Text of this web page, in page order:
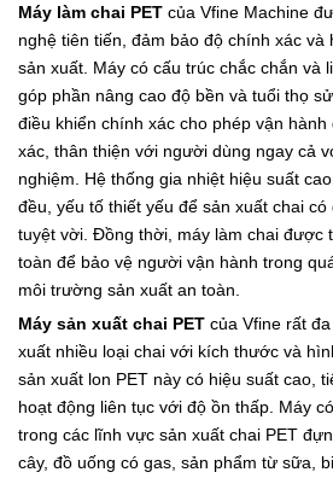
Máy làm chai PET của Vfine Machine
nghệ tiên tiến, đảm bảo độ chính xác và
sản xuất. Máy có cấu trúc chắc chắn và
góp phần nâng cao độ bền và tuổi thọ
điều khiển chính xác cho phép vận
xác, thân thiện với người dùng ngay cả
nghiệm. Hệ thống gia nhiệt hiệu suất
đều, yếu tố thiết yếu để sản xuất chai
tuyệt vời. Đồng thời, máy làm chai được
toàn để bảo vệ người vận hành trong
môi trường sản xuất an toàn.
Máy sản xuất chai PET của Vfine rất
xuất nhiều loại chai với kích thước và
sản xuất lon PET này có hiệu suất cao,
hoạt động liên tục với độ ồn thấp. Máy
trong các lĩnh vực sản xuất chai PET
cây, đồ uống có gas, sản phẩm từ sữa,